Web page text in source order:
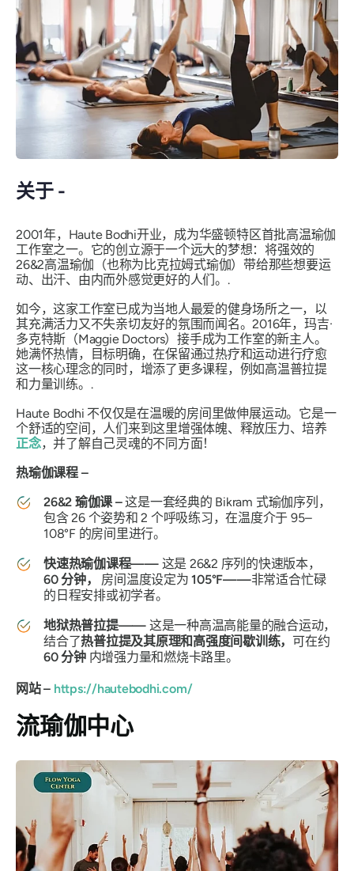
关于 -
2001年，Haute Bodhi开业，成为华盛顿特区首批高温瑜伽
工作室之一。它的创立源于一个远大的梦想：将强效的
26&2高温瑜伽（也称为比克拉姆式瑜伽）带给那些想要运
动、出汗、由内而外感觉更好的人们。.
如今，这家工作室已成为当地人最爱的健身场所之一，以
其充满活力又不失亲切友好的氛围而闻名。2016年，玛吉·
多克特斯（Maggie Doctors）接手成为工作室的新主人。
她满怀热情，目标明确，在保留通过热疗和运动进行疗愈
这一核心理念的同时，增添了更多课程，例如高温普拉提
和力量训练。.
Haute Bodhi 不仅仅是在温暖的房间里做伸展运动。它是一
个舒适的空间，人们来到这里增强体魄、释放压力、培养
正念，并了解自己灵魂的不同方面！
热瑜伽课程 –
26&2 瑜伽课 –这是一套经典的 Bikram 式瑜伽序列，
包含 26 个姿势和 2 个呼吸练习，在温度介于 95–
108°F 的房间里进行。
快速热瑜伽课程—— 这是 26&2 序列的快速版本，
60 分钟，
房间温度设定为105°F——非常适合忙碌
的日程安排或初学者。
地狱热普拉提—— 这是一种高温高能量的融合运动，
结合了热普拉提及其原理和高强度间歇训练， 可在约
60 分钟 内增强力量和燃烧卡路里。
网站 – https://hautebodhi.com/
流瑜伽中心